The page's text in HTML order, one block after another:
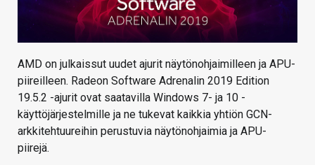
HAKU
AMD on julkaissut uudet ajurit näytönohjaimilleen ja APU-
piireilleen. Radeon Software Adrenalin 2019 Edition
19.5.2 -ajurit ovat saatavilla Windows 7- ja 10 -
käyttöjärjestelmille ja ne tukevat kaikkia yhtiön GCN-
arkkitehtuureihin perustuvia näytönohjaimia ja APU-
piirejä.